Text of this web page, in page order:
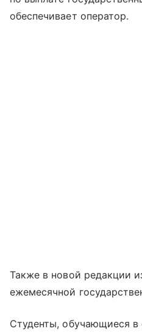
обеспечивает оператор.
Также в новой редакции
ежемесячной
Студенты, обучающиеся в